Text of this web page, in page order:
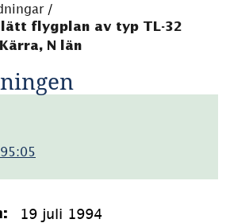
/
flygplan av typ TL-32
Kärra, N län
19 juli 1994